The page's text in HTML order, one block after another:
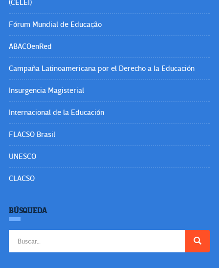
(CELEI)
Fórum Mundial de Educação
ABACOenRed
Campaña Latinoamericana por el Derecho a la Educación
Insurgencia Magisterial
Internacional de la Educación
FLACSO Brasil
UNESCO
CLACSO
BÚSQUEDA